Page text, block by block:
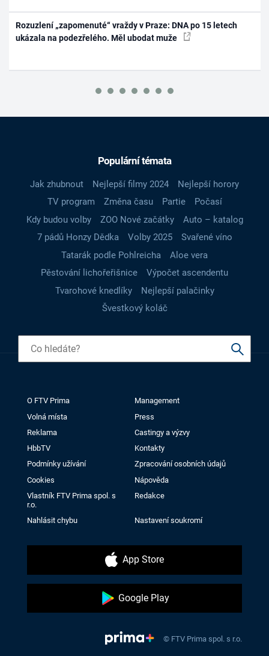
Rozuzlení „zapomenuté“ vraždy v Praze: DNA po 15 letech
ukázala na podezřelého. Měl ubodat muže
Populární témata
Jak zhubnout Nejlepší filmy 2024
Nejlepší horory
TV program
Změna času Partie
Počasí
Kdy budou volby
ZOO Nové začátky
Auto – katalog
7 pádů Honzy Dědka
Volby 2025
Svařené víno
Tatarák podle Pohlreicha
Aloe vera
Pěstování lichořeřišnice
Výpočet ascendentu
Tvarohové knedlíky
Nejlepší palačinky
Švestkový koláč
O FTV Prima
Management
Volná místa
Press
Reklama
Castingy a výzvy
HbbTV
Kontakty
Podmínky užívání
Zpracování osobních údajů
Cookies
Nápověda
Vlastník FTV Prima spol. s
r.o.
Redakce
Nahlásit chybu Nastavení soukromí
App Store
Google Play
© FTV Prima spol. s r.o.